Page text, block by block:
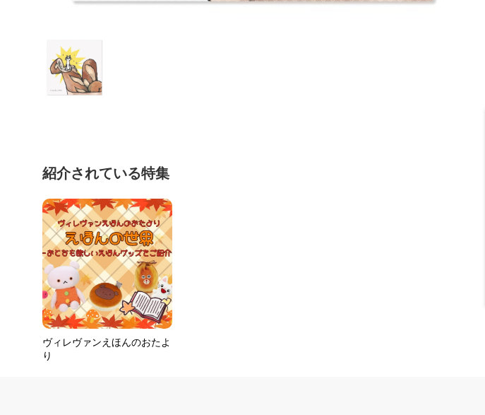
紹介されている特集
ヴィレヴァンえほんのおたよ
り